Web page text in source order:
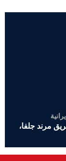
مرند، الكيلومتر 5 من طريق مرند جلفا،